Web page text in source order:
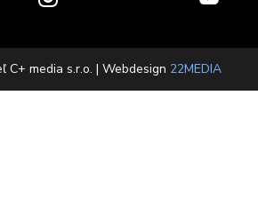
media s.r.o. | Webdesign 22MEDIA